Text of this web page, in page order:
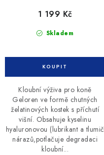
Skladem
1 199 Kč
Kloubní výživa pro koně
Geloren ve formě chutných
želatinových kostek s příchutí
višní. Obsahuje kyselinu
hyaluronovou (lubrikant a tlumič
nárazů,potlačuje degradaci
kloubní...